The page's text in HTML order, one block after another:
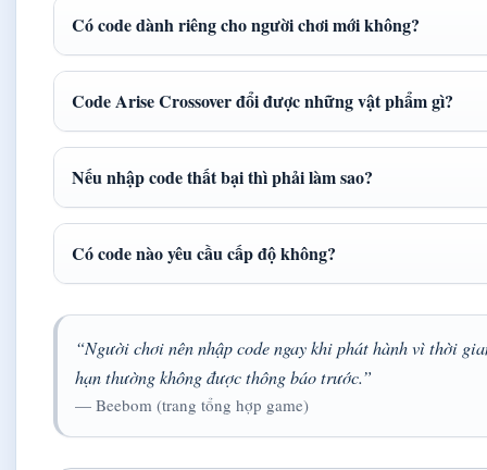
Có code dành riêng cho người chơi mới không?
Code Arise Crossover đổi được những vật phẩm gì?
Nếu nhập code thất bại thì phải làm sao?
Có code nào yêu cầu cấp độ không?
“Người chơi nên nhập code ngay khi phát hành vì thời
hạn thường không được thông báo trước.”
— Beebom (trang tổng hợp game)